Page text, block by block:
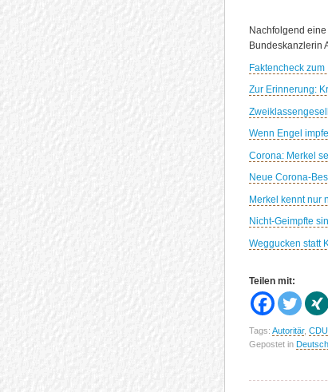
Nachfolgend
Bundeskanzlerin
Faktencheck
Zur Erinnerung:
Wenn Engel
Corona: Merkel
Neue Corona-
Merkel kennt nur
Nicht-Geimpfte
Weggucken statt
Teilen mit:
Tags: Autoritär,
Gepostet in